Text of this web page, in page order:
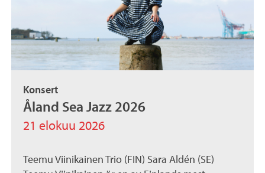
Konsert
Åland Sea Jazz 2026
21 elokuu 2026
Teemu Viinikainen Trio (FIN) Sara Aldén (SE)